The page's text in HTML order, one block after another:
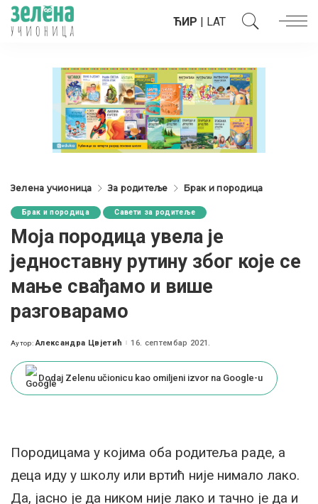
ЋИР | LAT
Зелена учионица За родитеље Брак и породица
Брак и породица Савети за родитеље
Моја породица увела је
једноставну рутину због које се
мање свађамо и више
разговарамо
Posted
Аутор: Александра Цвјетић 16. септембар 2021.
Dodaj Zelenu učionicu kao omiljeni izvor na Google-u
Породицама у којима оба родитеља раде, а
деца иду у школу или вртић није нимало лако.
Да, јасно је да ником није лако и тачно је да и